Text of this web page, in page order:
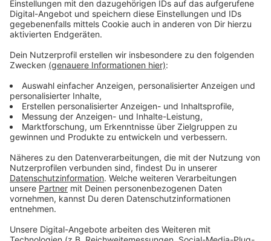
Rainbow Festival statt. Wir waren vor Ort und haben für
euch einige Bilder vom Festivaltag zum Durchklicken
mitgebracht.
Michael Patrick Kelly geht auf "Traces"-Tour in 2026
soweit: Michael Patrick Kelly geht wieder auf große
Tournee. Wir präsentieren zwei NRW-Termine.
"Follow your Dreams"-Tournee: Die besten Bilder aus
Konzertpräsentationen|Die Musik aus über 100 Jahren
Disney-Geschichte: das bietet ein Besuch bei Disney in
Concert. Wir haben die besten Bilder aus Oberhausen.